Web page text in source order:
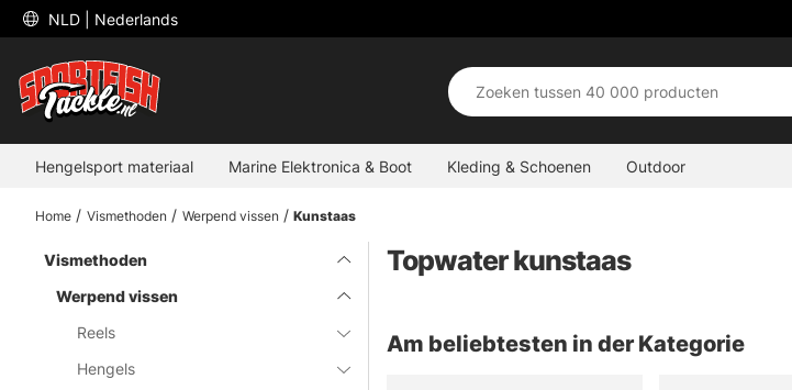
NLD | Nederlands
Hengelsport materiaal Marine Elektronica & Boot Kleding & Schoenen Outdoor
Home Vismethoden Werpend vissen Kunstaas
Vismethoden
Werpend vissen
Reels
Hengels
Topwater kunstaas
Am beliebtesten in der Kategorie